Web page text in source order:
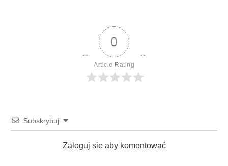
0
Article Rating
Subskrybuj
Zaloguj sie aby komentować